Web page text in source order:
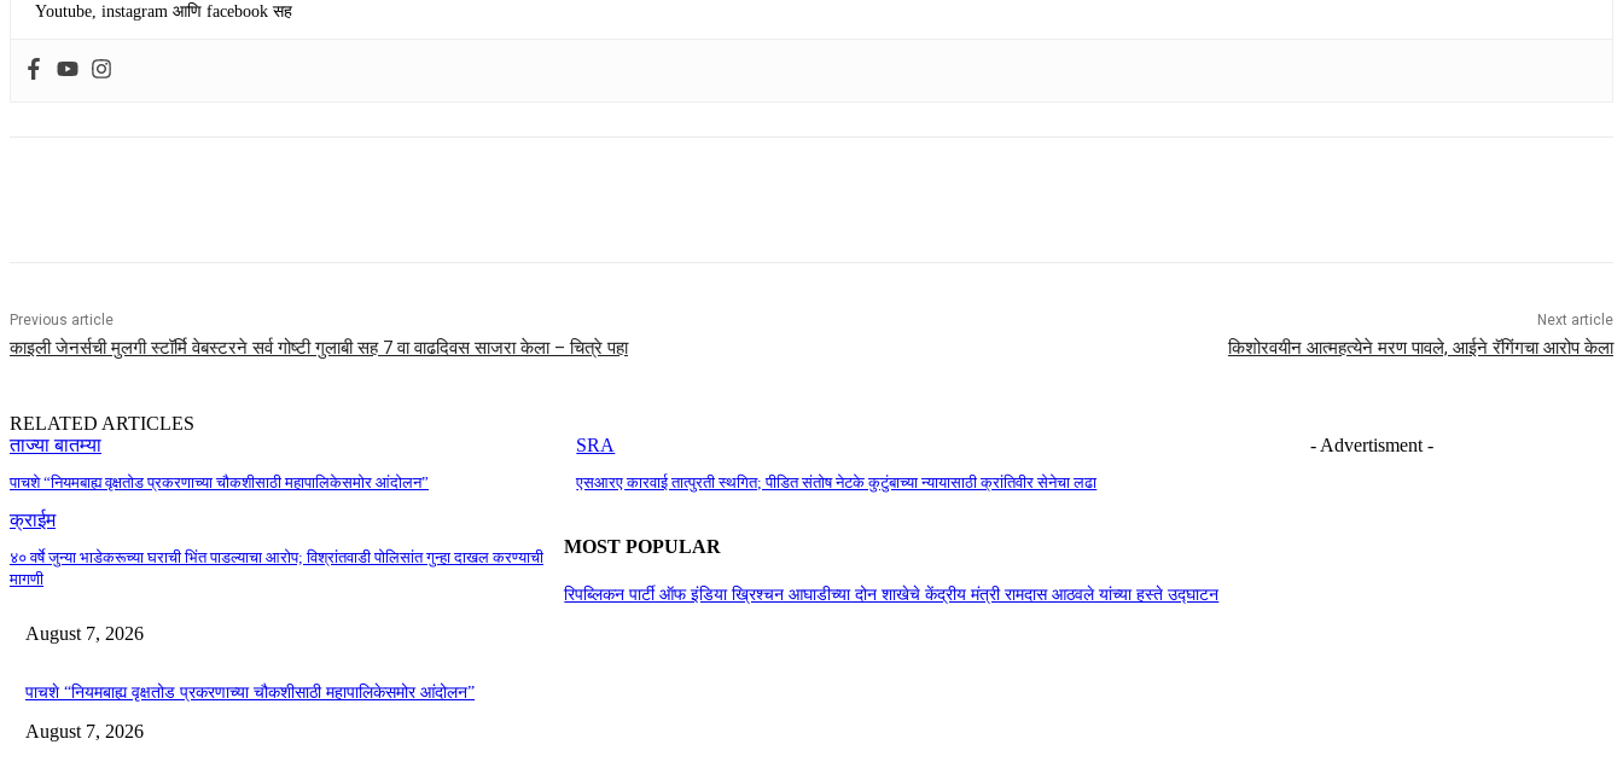
Youtube, instagram आणि facebook सह
Previous article
काइली जेनर्सची मुलगी स्टॉर्मि वेबस्टरने सर्व गोष्टी गुलाबी सह 7 वा वाढदिवस साजरा केला – चित्रे पहा
Next article
किशोरवयीन आत्महत्येने मरण पावले, आईने रॅगिंगचा आरोप केला
RELATED ARTICLES
ताज्या बातम्या
पाचशे “नियमबाह्य वृक्षतोड प्रकरणाच्या चौकशीसाठी महापालिकेसमोर आंदोलन”
SRA
एसआरए कारवाई तात्पुरती स्थगित; पीडित संतोष नेटके कुटुंबाच्या न्यायासाठी क्रांतिवीर सेनेचा लढा
क्राईम
४० वर्षे जुन्या भाडेकरूच्या घराची भिंत पाडल्याचा आरोप; विश्रांतवाडी पोलिसांत गुन्हा दाखल करण्याची
मागणी
- Advertisment -
MOST POPULAR
रिपब्लिकन पार्टी ऑफ इंडिया ख्रिश्चन आघाडीच्या दोन शाखेचे केंद्रीय मंत्री रामदास आठवले यांच्या हस्ते उद्घाटन
August 7, 2026
पाचशे “नियमबाह्य वृक्षतोड प्रकरणाच्या चौकशीसाठी महापालिकेसमोर आंदोलन”
August 7, 2026